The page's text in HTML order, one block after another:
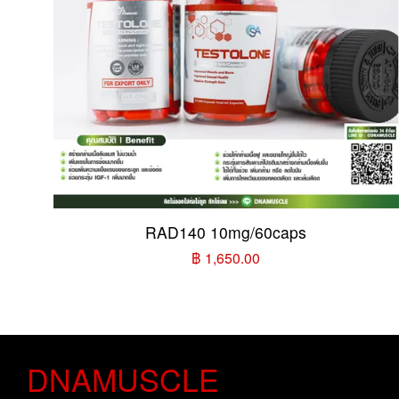
RAD140 10mg/60caps
฿ 1,650.00
DNAMUSCLE